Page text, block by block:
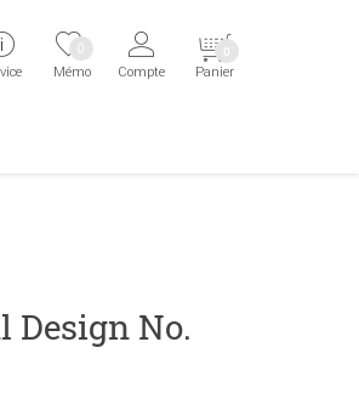
Mémo
0
Compte Panier
0
Design No.